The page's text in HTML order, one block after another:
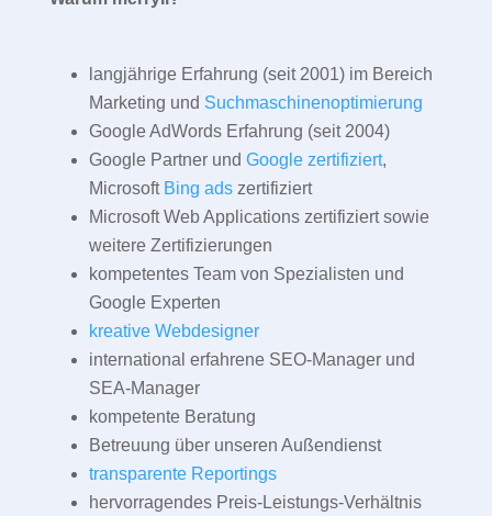
langjährige Erfahrung (seit 2001) im Bereich
Marketing und Suchmaschinenoptimierung
Google AdWords Erfahrung (seit 2004)
Google Partner und Google zertifiziert,
Microsoft Bing adszertifiziert
Microsoft Web Applications zertifiziert sowie
weitere Zertifizierungen
kompetentes Team von Spezialisten und
Google Experten
kreative Webdesigner
international erfahrene SEO-Manager und
SEA-Manager
kompetente Beratung
Betreuung über unseren Außendienst
transparente Reportings
hervorragendes Preis-Leistungs-Verhältnis